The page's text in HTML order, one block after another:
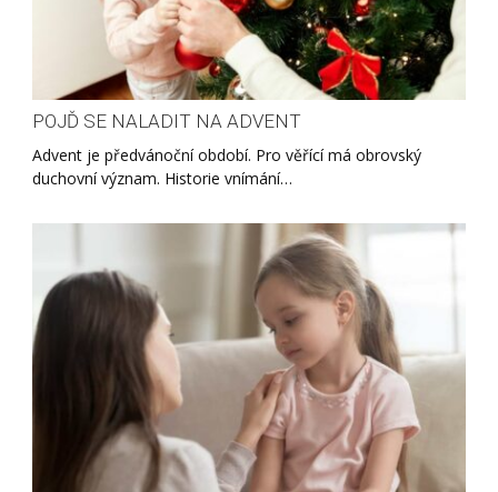
POJĎ SE NALADIT NA ADVENT
Advent je předvánoční období. Pro věřící má obrovský
duchovní význam. Historie vnímání…